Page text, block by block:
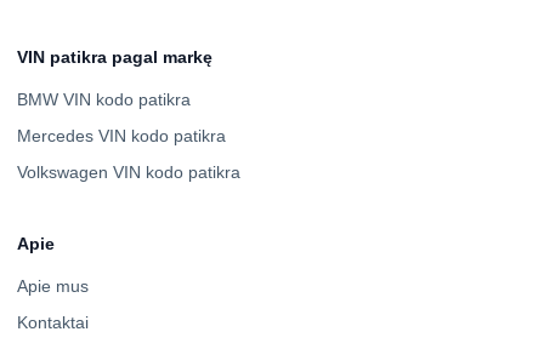
VIN patikra pagal markę
BMW VIN kodo patikra
Mercedes VIN kodo patikra
Volkswagen VIN kodo patikra
Apie
Apie mus
Kontaktai